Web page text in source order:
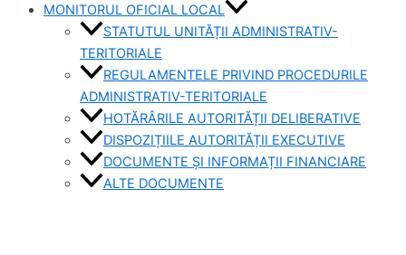
MONITORUL OFICIAL LOCAL
STATUTUL UNITĂȚII ADMINISTRATIV-
TERITORIALE
REGULAMENTELE PRIVIND PROCEDURILE
ADMINISTRATIV-TERITORIALE
HOTĂRÂRILE AUTORITĂȚII DELIBERATIVE
DISPOZIȚIILE AUTORITĂȚII EXECUTIVE
DOCUMENTE ȘI INFORMAȚII FINANCIARE
ALTE DOCUMENTE